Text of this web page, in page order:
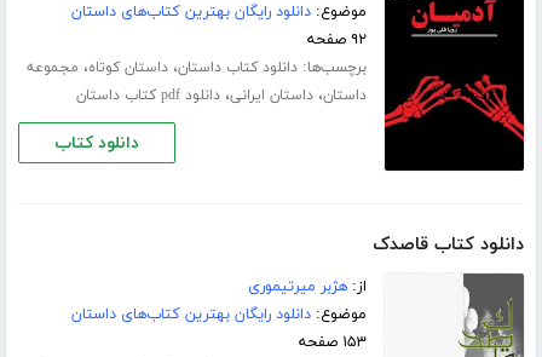
موضوع:دانلود رایگان بهترین کتاب‌های داستان
۹۲ صفحه
برچسب‌ها:دانلود کتاب داستان،داستان کوتاه، مجموعه
داستان،داستان ایرانی،دانلود pdf کتاب داستان
دانلود کتاب
دانلود کتاب قاصدک
از:هژبر میرتیموری
موضوع:دانلود رایگان بهترین کتاب‌های داستان
۱۵۳ صفحه